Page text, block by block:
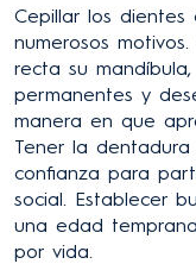
Cepillar los
numerosos
recta su
permanentes y
manera en que
Tener la
confianza para
social. Establecer
una edad
por vida.